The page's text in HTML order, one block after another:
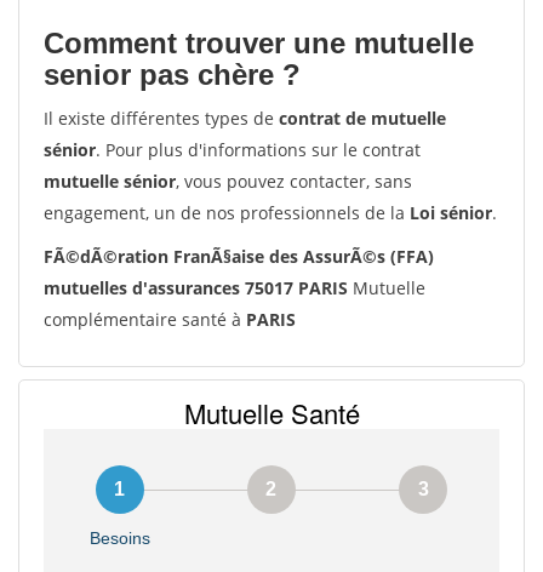
Comment trouver une mutuelle
senior pas chère ?
Il existe différentes types de contrat de mutuelle
sénior. Pour plus d'informations sur le contrat
mutuelle sénior, vous pouvez contacter, sans
engagement, un de nos professionnels de la Loi sénior.
FÃ©dÃ©ration FranÃ§aise des AssurÃ©s (FFA)
mutuelles d'assurances 75017 PARIS Mutuelle
complémentaire santé à PARIS